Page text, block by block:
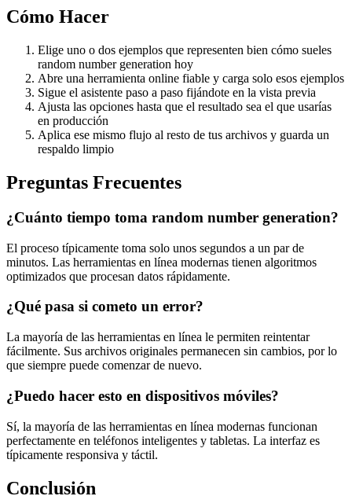
Cómo Hacer
Elige uno o dos ejemplos que representen bien cómo sueles
random number generation hoy
Abre una herramienta online fiable y carga solo esos ejemplos
Sigue el asistente paso a paso fijándote en la vista previa
Ajusta las opciones hasta que el resultado sea el que usarías
en producción
Aplica ese mismo flujo al resto de tus archivos y guarda un
respaldo limpio
Preguntas Frecuentes
¿Cuánto tiempo toma random number generation?
El proceso típicamente toma solo unos segundos a un par de
minutos. Las herramientas en línea modernas tienen algoritmos
optimizados que procesan datos rápidamente.
¿Qué pasa si cometo un error?
La mayoría de las herramientas en línea le permiten reintentar
fácilmente. Sus archivos originales permanecen sin cambios, por lo
que siempre puede comenzar de nuevo.
¿Puedo hacer esto en dispositivos móviles?
Sí, la mayoría de las herramientas en línea modernas funcionan
perfectamente en teléfonos inteligentes y tabletas. La interfaz es
típicamente responsiva y táctil.
Conclusión